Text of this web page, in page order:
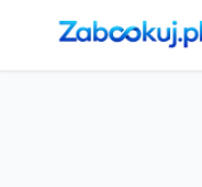
Strona główna ›